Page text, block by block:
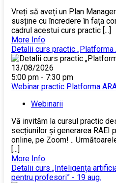
Vreți să aveți un Plan
susține cu încredere în fața
cadrul acestui curs practic [...]
More Info
Detalii curs practic „Platforma
13/08/2026
5:00 pm - 7:30 pm
Webinar practic Platforma
Webinarii
Vă invităm la cursul practic
secțiunilor și generarea RAEI
online, pe Zoom! ..
[...]
More Info
Detalii curs „Inteligența
pentru profesori” - 19 aug.